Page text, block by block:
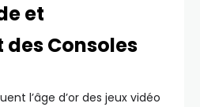
et
des Consoles
l’âge d’or des jeux vidéo